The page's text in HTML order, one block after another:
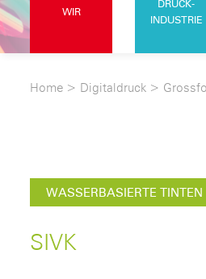
WIR
DRUCK-
INDUSTRIE
Home > Digitaldruck >
WASSERBASIERTE TINTEN
SIVK